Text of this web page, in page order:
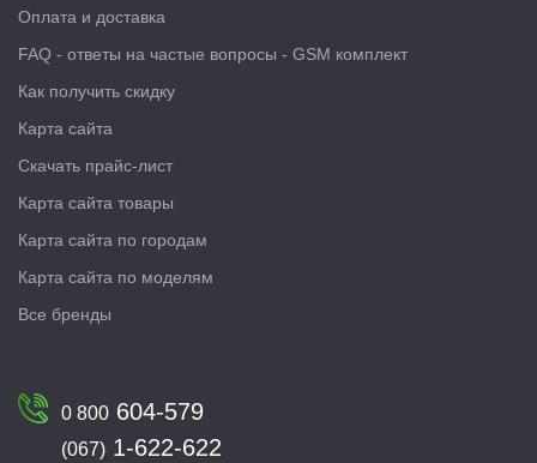
Оплата и доставка
FAQ - ответы на частые вопросы - GSM комплект
Как получить скидку
Карта сайта
Скачать прайс-лист
Карта сайта товары
Карта сайта по городам
Карта сайта по моделям
Все бренды
0 800 604-579
(067) 1-622-622